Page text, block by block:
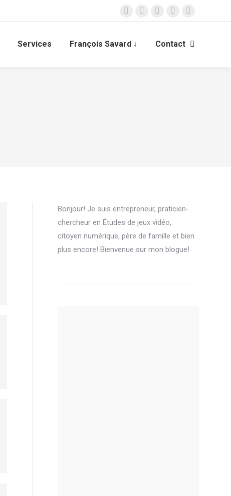
LinkedIn
opens
Facebook
opens
ResearchGate
opens
Instagram
opens
X
opens
Services François Savard ↓ Contact Recherche
Bonjour! Je suis entrepreneur, praticien-
chercheur en Études de jeux vidéo,
citoyen numérique, père de famille et bien
plus encore! Bienvenue sur mon blogue!